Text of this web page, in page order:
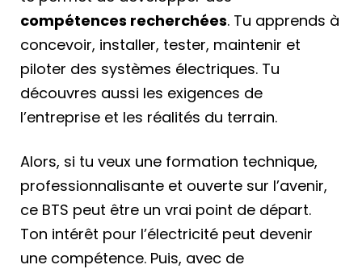
compétences recherchées. Tu apprends à
concevoir, installer, tester, maintenir et
piloter des systèmes électriques. Tu
découvres aussi les exigences de
l’entreprise et les réalités du terrain.
Alors, si tu veux une formation technique,
professionnalisante et ouverte sur l’avenir,
ce BTS peut être un vrai point de départ.
Ton intérêt pour l’électricité peut devenir
une compétence. Puis, avec de